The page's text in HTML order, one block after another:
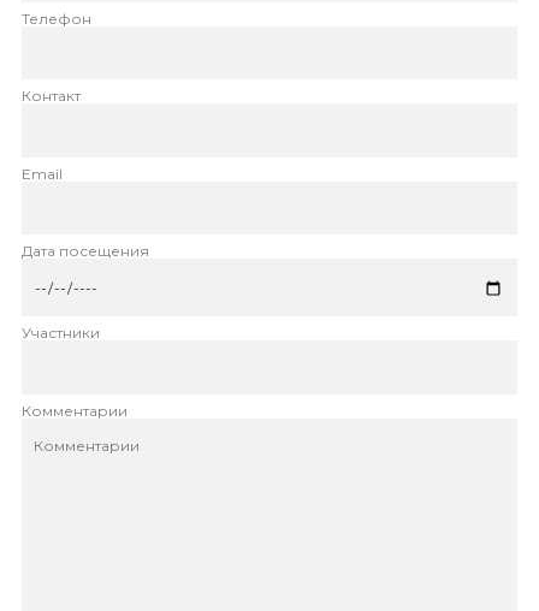
Телефон
Контакт
Email
Дата посещения
Участники
Комментарии